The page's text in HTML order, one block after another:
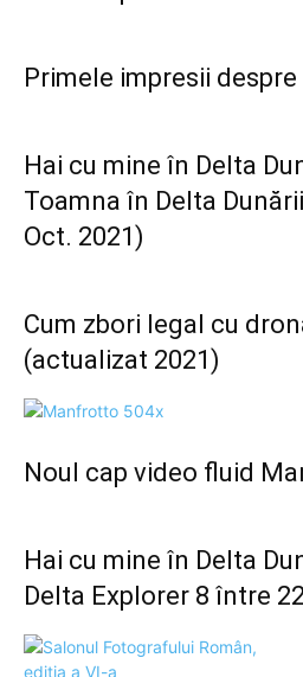
Primele impresii
Hai cu mine în Delta
Toamna în Delta
Oct. 2021)
Cum zbori legal cu
(actualizat 2021)
Noul cap video fluid
Hai cu mine în Delta
Delta Explorer 8 între